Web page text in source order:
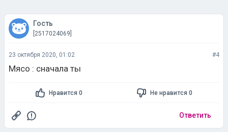
Гость
[2517024069]
23 октября 2020, 01:02 #4
Мясо : сначала ты
Нравится 0 Не нравится 0
Ответить